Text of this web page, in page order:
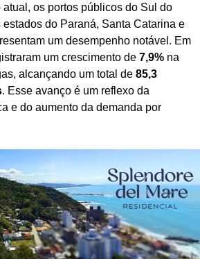
os portos públicos do Sul do
do Paraná, Santa Catarina e
um desempenho notável. Em
um crescimento de 7,9% na
alcançando um total de 85,3
. Esse avanço é um reflexo da
e do aumento da demanda por